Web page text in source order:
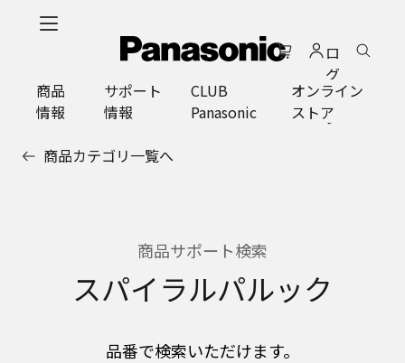
ロ
グ
イ
ン
商品
情報
サポート
情報
CLUB
Panasonic
オンライン
ストア
商品カテゴリ一覧へ
商品サポート検索
スパイラルパルック
品番で検索いただけます。